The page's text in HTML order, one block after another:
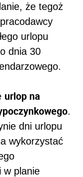
że tegoż
urlopu
dnia 30
urlop na
.
dni urlopu
wykorzystać
w planie